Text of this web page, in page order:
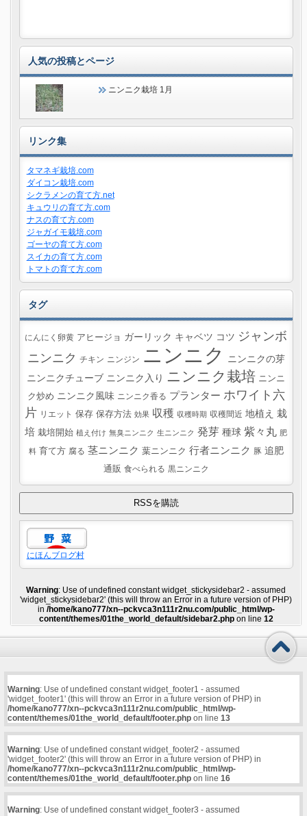
人気の投稿とページ
ニンニク栽培 1月
リンク集
タマネギ栽培.com
ダイコン栽培.com
シクラメンの育て方.net
キュウリの育て方.com
ナスの育て方.com
ジャガイモ栽培.com
ゴーヤの育て方.com
スイカの育て方.com
トマトの育て方.com
タグ
にんにく卵黄 アヒージョ ガーリック キャベツ コツ ジャンボ
ニンニク チキン ニンジン ニンニク
ニンニクの芽
ニンニクチューブ ニンニク入り ニンニク栽培 ニンニ
ク炒め ニンニク風味 ニンニク香る プランター ホワイト六
片 リエット 保存 保存方法 効果 収穫 収穫時期 収穫間近 地植え 栽
培 栽培開始 植え付け 無臭ニンニク 生ニンニク 発芽 種球 紫々丸 肥
料 育て方 腐る 茎ニンニク 葉ニンニク 行者ニンニク 豚 追肥
通販 食べられる 黒ニンニク
にほんブログ村
Warning: Use of undefined constant widget_stickysidebar2 - assumed
'widget_stickysidebar2' (this will throw an Error in a future version of PHP)
in /home/kano777/xn--pckvca3n111r2nu.com/public_html/wp-
content/themes/01the_world_default/sidebar2.phpon line 12
Warning: Use of undefined constant widget_footer1 - assumed
'widget_footer1' (this will throw an Error in a future version of PHP) in
/home/kano777/xn--pckvca3n111r2nu.com/public_html/wp-
content/themes/01the_world_default/footer.phpon line 13
Warning: Use of undefined constant widget_footer2 - assumed
'widget_footer2' (this will throw an Error in a future version of PHP) in
/home/kano777/xn--pckvca3n111r2nu.com/public_html/wp-
content/themes/01the_world_default/footer.phpon line 16
Warning: Use of undefined constant widget_footer3 - assumed